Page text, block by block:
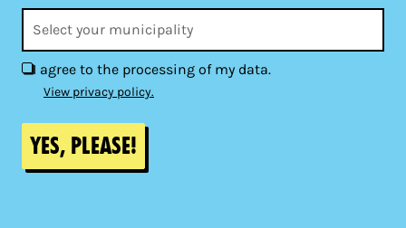
I agree to the processing of my data.
View privacy policy.
Yes, please!